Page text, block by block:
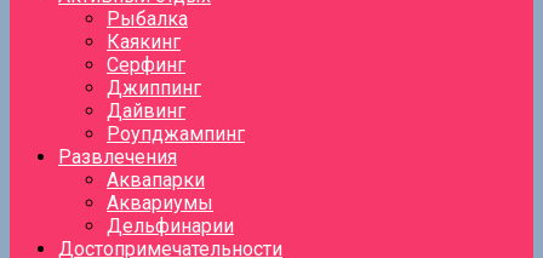
Рыбалка
Каякинг
Серфинг
Джиппинг
Дайвинг
Роупджампинг
Развлечения
Аквапарки
Аквариумы
Дельфинарии
Достопримечательности